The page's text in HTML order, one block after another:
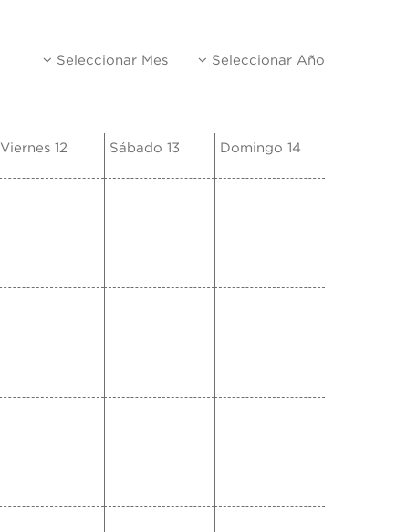
Seleccionar Mes Seleccionar Año
Viernes 12 Sábado 13 Domingo 14